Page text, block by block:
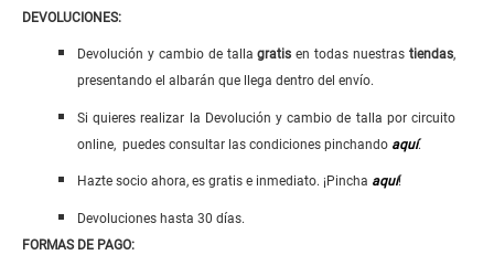
DEVOLUCIONES:
Devolución y cambio de tallagratisen todas nuestrastiendas,
presentando el albarán que llega dentro del envío.
Si quieres realizar la Devolución y cambio de talla por circuito
online, puedes consultar las condiciones pinchando aquí.
Hazte socio ahora, es gratis e inmediato. ¡Pincha aquí!
Devoluciones hasta 30 días.
FORMAS DE PAGO: